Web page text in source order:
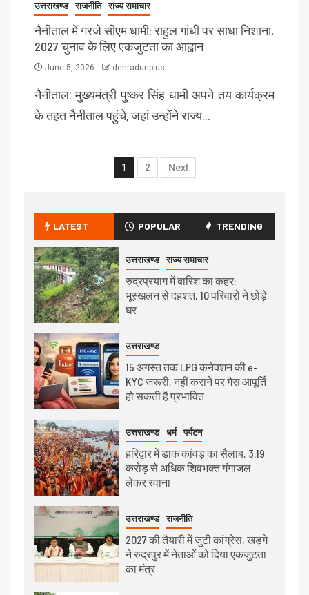
उत्तराखण्ड राजनीति राज्य समाचार
नैनीताल में गरजे सीएम धामी: राहुल गांधी पर साधा निशाना,
2027 चुनाव के लिए एकजुटता का आह्वान
June 5, 2026 dehradunplus
नैनीताल: मुख्यमंत्री पुष्कर सिंह धामी अपने तय कार्यक्रम
के तहत नैनीताल पहुंचे, जहां उन्होंने राज्य…
1 2 Next
LATEST POPULAR TRENDING
उत्तराखण्ड राज्य समाचार
रुद्रप्रयाग में बारिश का कहर:
भूस्खलन से दहशत, 10 परिवारों ने छोड़े
घर
उत्तराखण्ड
15 अगस्त तक LPG कनेक्शन की e-
KYC जरूरी, नहीं कराने पर गैस आपूर्ति
हो सकती है प्रभावित
उत्तराखण्ड धर्म पर्यटन
हरिद्वार में डाक कांवड़ का सैलाब, 3.19
करोड़ से अधिक शिवभक्त गंगाजल
लेकर रवाना
उत्तराखण्ड राजनीति
2027 की तैयारी में जुटी कांग्रेस, खड़गे
ने रुद्रपुर में नेताओं को दिया एकजुटता
का मंत्र